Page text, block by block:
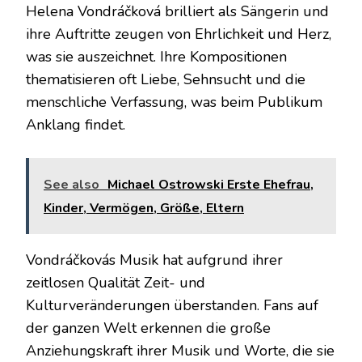
Helena Vondráčková brilliert als Sängerin und
ihre Auftritte zeugen von Ehrlichkeit und Herz,
was sie auszeichnet. Ihre Kompositionen
thematisieren oft Liebe, Sehnsucht und die
menschliche Verfassung, was beim Publikum
Anklang findet.
See also Michael Ostrowski Erste Ehefrau,
Kinder, Vermögen, Größe, Eltern
Vondráčkovás Musik hat aufgrund ihrer
zeitlosen Qualität Zeit- und
Kulturveränderungen überstanden. Fans auf
der ganzen Welt erkennen die große
Anziehungskraft ihrer Musik und Worte, die sie